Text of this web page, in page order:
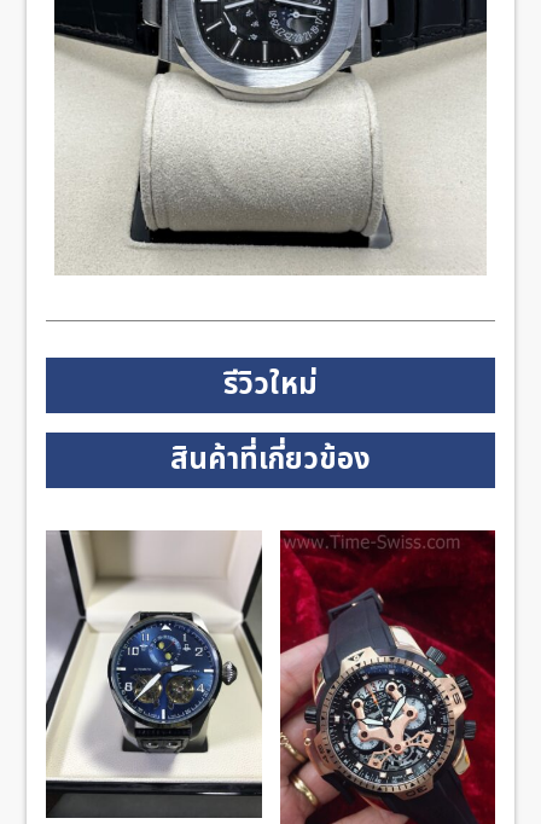
รีวิวใหม่
สินค้าที่เกี่ยวข้อง